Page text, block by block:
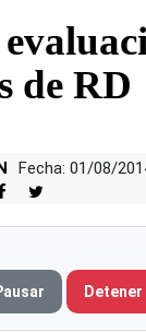
de RD
Fecha: 01/08/
Detener